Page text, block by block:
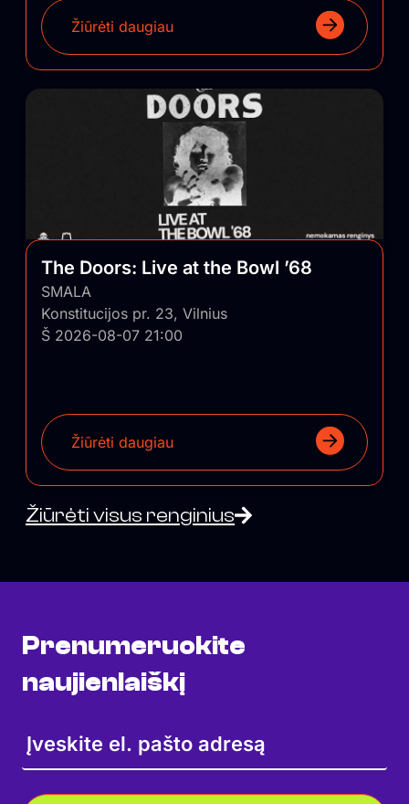
Žiūrėti daugiau
The Doors: Live at the Bowl ’68
SMALA
Konstitucijos pr. 23, Vilnius
Š 2026-08-07 21:00
Žiūrėti daugiau
Žiūrėti visus renginius
Prenumeruokite
naujienlaiškį